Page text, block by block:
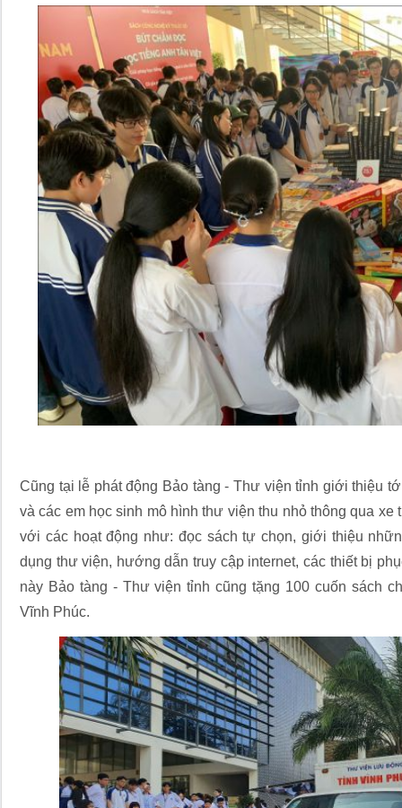
Cũng tại lễ phát động Bảo tàng - Thư viện tỉnh giới thiệu
và các em học sinh mô hình thư viện thu nhỏ thông qua
với các hoạt động như: đọc sách tự chọn, giới thiệu
dụng thư viện, hướng dẫn truy cập internet, các thiết bị
này Bảo tàng - Thư viện tỉnh cũng tặng 100 cuốn sách
Vĩnh Phúc.